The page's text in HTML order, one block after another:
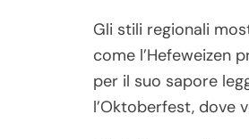
Gli stili regionali
come l’Hefeweizen
per il suo sapore
l’Oktoberfest, dove